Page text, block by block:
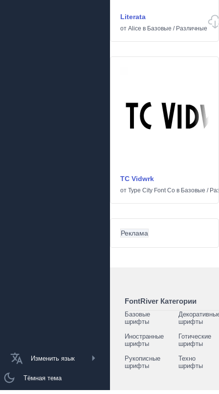
Изменить язык
Тёмная тема
Literata
от Alice в Базовые / Различные
TC Vidwrk
от Type City Font Co в Базовые /
Реклама
FontRiver Категории
Базовые
шрифты
шрифты
Иностранные
шрифты
Готические
шрифты
Рукописные
шрифты
Техно
шрифты